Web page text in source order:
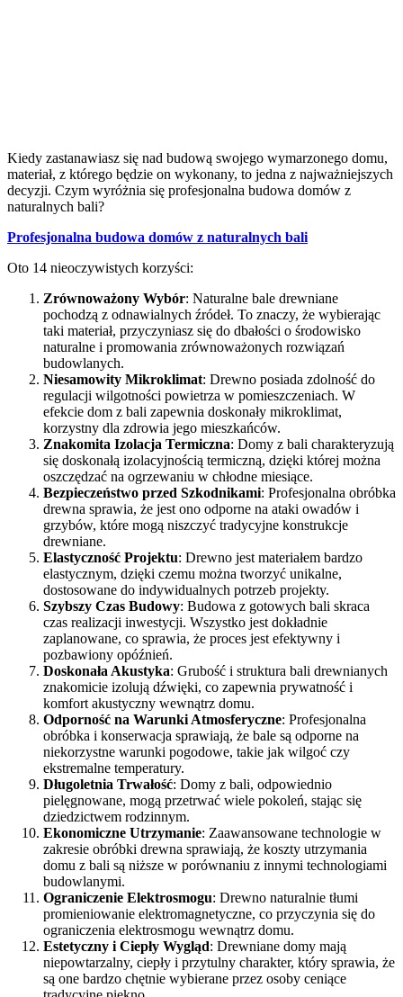
Kiedy zastanawiasz się nad budową swojego wymarzonego domu,
materiał, z którego będzie on wykonany, to jedna z najważniejszych
decyzji. Czym wyróżnia się profesjonalna budowa domów z
naturalnych bali?
Profesjonalna budowa domów z naturalnych bali
Oto 14 nieoczywistych korzyści:
Zrównoważony Wybór: Naturalne bale drewniane
pochodzą z odnawialnych źródeł. To znaczy, że wybierając
taki materiał, przyczyniasz się do dbałości o środowisko
naturalne i promowania zrównoważonych rozwiązań
budowlanych.
Niesamowity Mikroklimat: Drewno posiada zdolność do
regulacji wilgotności powietrza w pomieszczeniach. W
efekcie dom z bali zapewnia doskonały mikroklimat,
korzystny dla zdrowia jego mieszkańców.
Znakomita Izolacja Termiczna: Domy z bali charakteryzują
się doskonałą izolacyjnością termiczną, dzięki której można
oszczędzać na ogrzewaniu w chłodne miesiące.
Bezpieczeństwo przed Szkodnikami: Profesjonalna obróbka
drewna sprawia, że jest ono odporne na ataki owadów i
grzybów, które mogą niszczyć tradycyjne konstrukcje
drewniane.
Elastyczność Projektu: Drewno jest materiałem bardzo
elastycznym, dzięki czemu można tworzyć unikalne,
dostosowane do indywidualnych potrzeb projekty.
Szybszy Czas Budowy: Budowa z gotowych bali skraca
czas realizacji inwestycji. Wszystko jest dokładnie
zaplanowane, co sprawia, że proces jest efektywny i
pozbawiony opóźnień.
Doskonała Akustyka: Grubość i struktura bali drewnianych
znakomicie izolują dźwięki, co zapewnia prywatność i
komfort akustyczny wewnątrz domu.
Odporność na Warunki Atmosferyczne: Profesjonalna
obróbka i konserwacja sprawiają, że bale są odporne na
niekorzystne warunki pogodowe, takie jak wilgoć czy
ekstremalne temperatury.
Długoletnia Trwałość: Domy z bali, odpowiednio
pielęgnowane, mogą przetrwać wiele pokoleń, stając się
dziedzictwem rodzinnym.
Ekonomiczne Utrzymanie: Zaawansowane technologie w
zakresie obróbki drewna sprawiają, że koszty utrzymania
domu z bali są niższe w porównaniu z innymi technologiami
budowlanymi.
Ograniczenie Elektrosmogu: Drewno naturalnie tłumi
promieniowanie elektromagnetyczne, co przyczynia się do
ograniczenia elektrosmogu wewnątrz domu.
Estetyczny i Ciepły Wygląd: Drewniane domy mają
niepowtarzalny, ciepły i przytulny charakter, który sprawia, że
są one bardzo chętnie wybierane przez osoby ceniące